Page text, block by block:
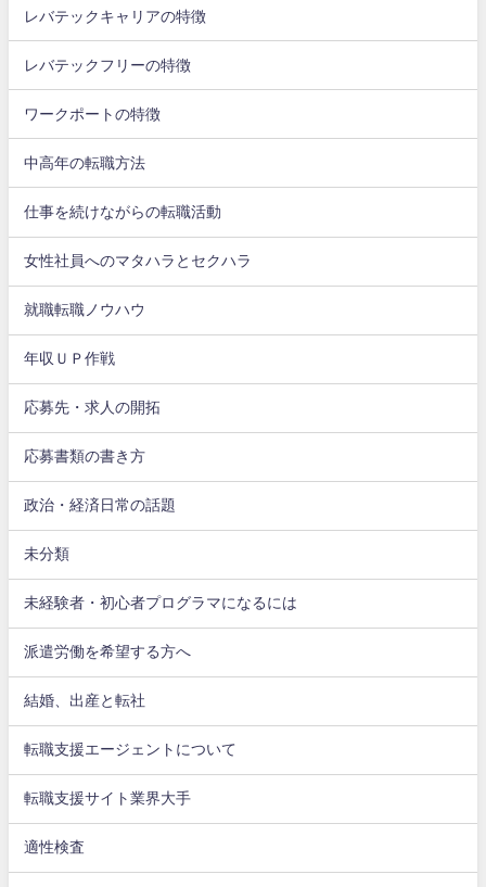
レバテックキャリアの特徴
レバテックフリーの特徴
ワークポートの特徴
中高年の転職方法
仕事を続けながらの転職活動
女性社員へのマタハラとセクハラ
就職転職ノウハウ
年収ＵＰ作戦
応募先・求人の開拓
応募書類の書き方
政治・経済日常の話題
未分類
未経験者・初心者プログラマになるには
派遣労働を希望する方へ
結婚、出産と転社
転職支援エージェントについて
転職支援サイト業界大手
適性検査